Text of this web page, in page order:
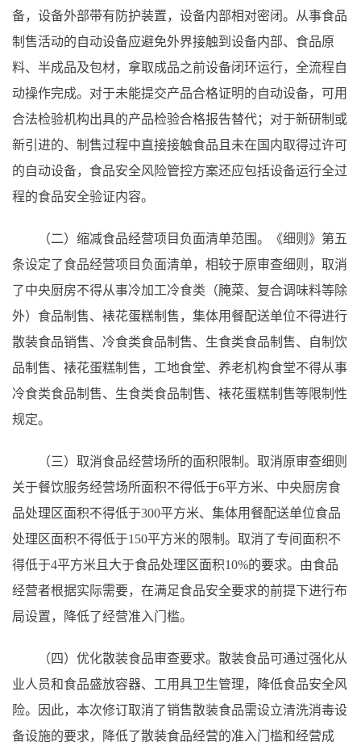
备，设备外部带有防护装置，设备内部相对密闭。从事食品
制售活动的自动设备应避免外界接触到设备内部、食品原
料、半成品及包材，拿取成品之前设备闭环运行，全流程自
动操作完成。对于未能提交产品合格证明的自动设备，可用
合法检验机构出具的产品检验合格报告替代；对于新研制或
新引进的、制售过程中直接接触食品且未在国内取得过许可
的自动设备，食品安全风险管控方案还应包括设备运行全过
程的食品安全验证内容。
（二）缩减食品经营项目负面清单范围。《细则》第五
条设定了食品经营项目负面清单，相较于原审查细则，取消
了中央厨房不得从事冷加工冷食类（腌菜、复合调味料等除
外）食品制售、裱花蛋糕制售，集体用餐配送单位不得进行
散装食品销售、冷食类食品制售、生食类食品制售、自制饮
品制售、裱花蛋糕制售，工地食堂、养老机构食堂不得从事
冷食类食品制售、生食类食品制售、裱花蛋糕制售等限制性
规定。
（三）取消食品经营场所的面积限制。取消原审查细则
关于餐饮服务经营场所面积不得低于6平方米、中央厨房食
品处理区面积不得低于300平方米、集体用餐配送单位食品
处理区面积不得低于150平方米的限制。取消了专间面积不
得低于4平方米且大于食品处理区面积10%的要求。由食品
经营者根据实际需要，在满足食品安全要求的前提下进行布
局设置，降低了经营准入门槛。
（四）优化散装食品审查要求。散装食品可通过强化从
业人员和食品盛放容器、工用具卫生管理，降低食品安全风
险。因此，本次修订取消了销售散装食品需设立清洗消毒设
备设施的要求，降低了散装食品经营的准入门槛和经营成